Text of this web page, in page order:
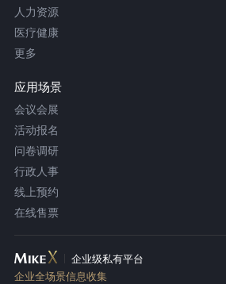
人力资源
医疗健康
更多
应用场景
会议会展
活动报名
问卷调研
行政人事
线上预约
在线售票
企业级私有平台
企业全场景信息收集